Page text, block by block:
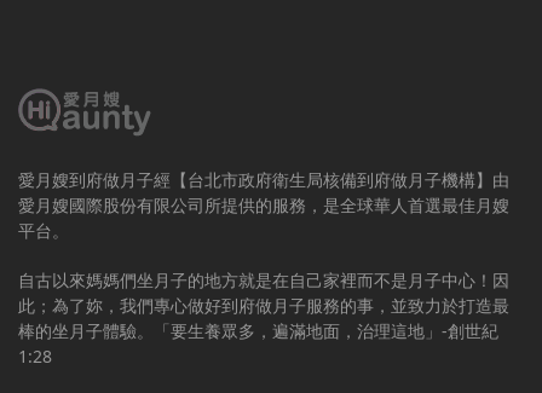
愛月嫂到府做月子經【台北市政府衛生局核備到府做月子機構】由
愛月嫂國際股份有限公司所提供的服務，是全球華人首選最佳月嫂
平台。
自古以來媽媽們坐月子的地方就是在自己家裡而不是月子中心！因
此；為了妳，我們專心做好到府做月子服務的事，並致力於打造最
棒的坐月子體驗。「要生養眾多，遍滿地面，治理這地」-創世紀
1:28